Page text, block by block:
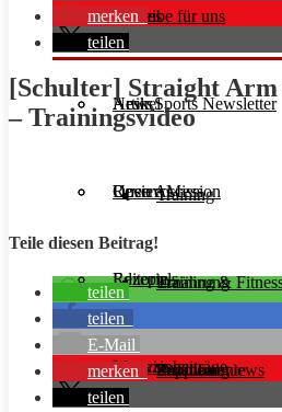
Schreibe für uns
Aesir Sports Newsletter
Unsere Mission
Guides
Training
Ernährung
Supplemente
Artikel
Training &
Ernährung
Reviews
Produktreviews
Rezepte
Interviews
News
Open Access
Editorials
Magazinbeiträge
merken
teilen
[Schulter] Straight
– Trainingsvideo
Teile diesen Beitrag!
teilen
teilen
E-Mail
merken
teilen